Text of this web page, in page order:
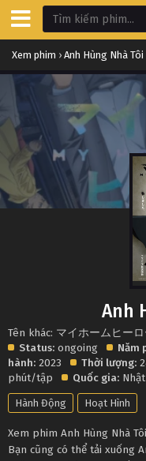
Xem phim › Anh Hùng Nhà Tôi
Anh
Tên khác: マイホームヒー
Status: ongoing
Năm
hành: 2023 Thời lượng:
phút/tập
Quốc gia:
Hành Động Hoạt Hình
Xem phim Anh Hùng Nhà
Bạn cũng có thể tải xuống